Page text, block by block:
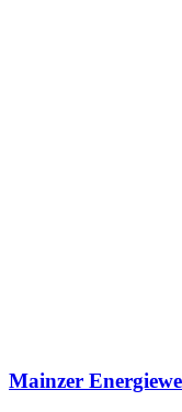
Mainzer